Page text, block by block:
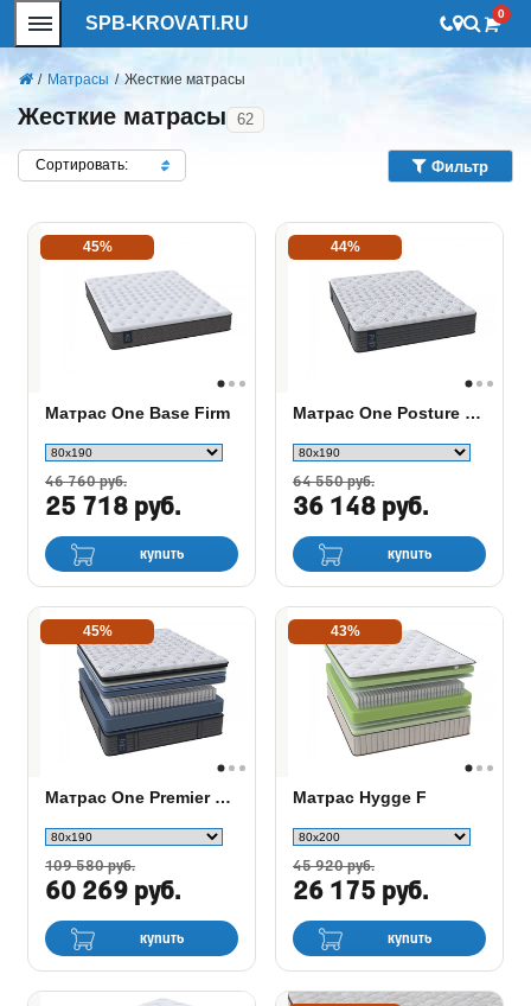
SPB-KROVATI.RU 0
/ Матрасы / Жесткие матрасы
Жесткие матрасы 62
Сортировать: Фильтр
45%
Матрас One Base Firm
46 760 руб.
25 718 руб.
купить
44%
Матрас One Posture Plus Firm
64 550 руб.
36 148 руб.
купить
45%
Матрас One Premier Firm
109 580 руб.
60 269 руб.
купить
43%
Матрас Hygge F
45 920 руб.
26 175 руб.
купить